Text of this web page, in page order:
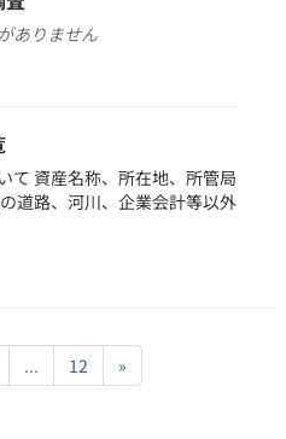
ありません
て 資産名称、所在地、所管局
道路、河川、企業会計等以外
... 12 »